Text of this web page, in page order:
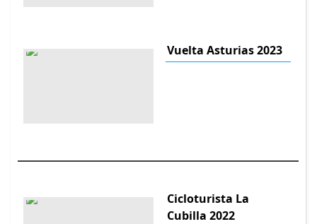
Vuelta Asturias 2023
Cicloturista La
Cubilla 2022